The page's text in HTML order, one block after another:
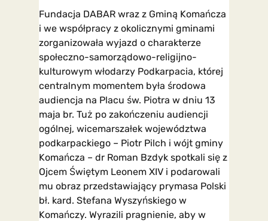
Fundacja DABAR wraz z Gminą Komańcza
i we współpracy z okolicznymi gminami
zorganizowała wyjazd o charakterze
społeczno-samorządowo-religijno-
kulturowym włodarzy Podkarpacia, której
centralnym momentem była środowa
audiencja na Placu św. Piotra w dniu 13
maja br. Tuż po zakończeniu audiencji
ogólnej, wicemarszałek województwa
podkarpackiego – Piotr Pilch i wójt gminy
Komańcza – dr Roman Bzdyk spotkali się z
Ojcem Świętym Leonem XIV i podarowali
mu obraz przedstawiający prymasa Polski
bł. kard. Stefana Wyszyńskiego w
Komańczy. Wyrazili pragnienie, aby w